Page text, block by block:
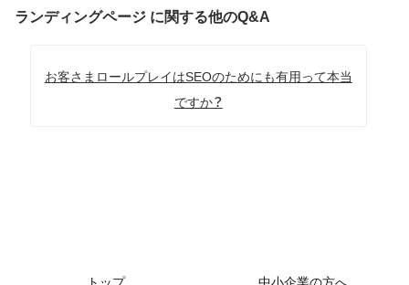
ランディングページ に関する他のQ&A
お客さまロールプレイはSEOのためにも有用って本当
ですか？
トップ 中小企業の方へ